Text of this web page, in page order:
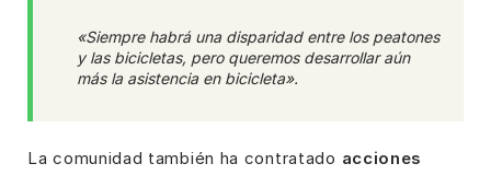
«Siempre habrá una disparidad entre los peatones
y las bicicletas, pero queremos desarrollar aún
más la asistencia en bicicleta».
La comunidad también ha contratado acciones